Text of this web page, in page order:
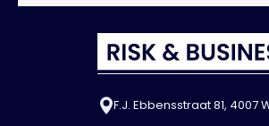
F.J. Ebbensstraat 81, 4007